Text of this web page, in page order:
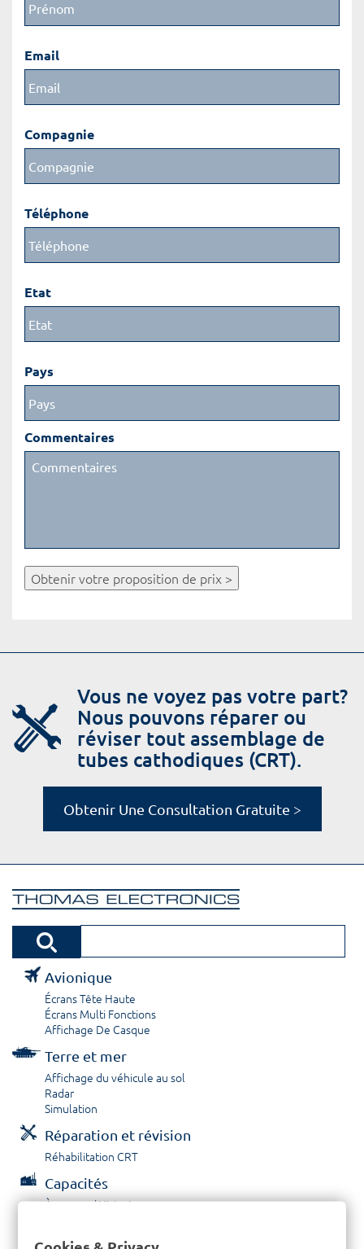
Email
Compagnie
Téléphone
Etat
Pays
Commentaires
Obtenir votre proposition de prix >
Vous ne voyez pas votre part?
Nous pouvons réparer ou
réviser tout assemblage de
tubes cathodiques (CRT).
Obtenir Une Consultation Gratuite >
Avionique
Écrans Tête Haute
Écrans Multi Fonctions
Affichage De Casque
Terre et mer
Affichage du véhicule au sol
Radar
Simulation
Réparation et révision
Réhabilitation CRT
Capacités
À propos / Historique